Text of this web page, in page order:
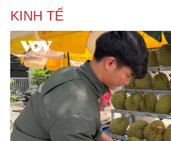
KINH TẾ